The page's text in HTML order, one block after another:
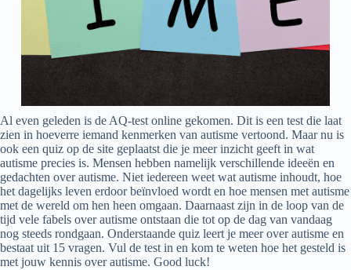
Al even geleden is de AQ-test online gekomen. Dit is een test die laat
zien in hoeverre iemand kenmerken van autisme vertoond. Maar nu is
ook een quiz op de site geplaatst die je meer inzicht geeft in wat
autisme precies is. Mensen hebben namelijk verschillende ideeën en
gedachten over autisme. Niet iedereen weet wat autisme inhoudt, hoe
het dagelijks leven erdoor beïnvloed wordt en hoe mensen met autisme
met de wereld om hen heen omgaan. Daarnaast zijn in de loop van de
tijd vele fabels over autisme ontstaan die tot op de dag van vandaag
nog steeds rondgaan. Onderstaande quiz leert je meer over autisme en
bestaat uit 15 vragen. Vul de test in en kom te weten hoe het gesteld is
met jouw kennis over autisme. Good luck!